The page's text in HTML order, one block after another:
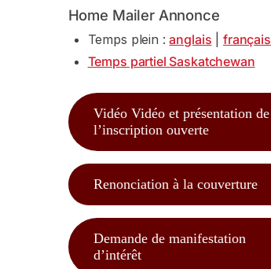
Home Mailer Annonce
Temps plein :anglais
français
Temps partiel Saskatchewan
Vidéo Vidéo et présentation de
l’inscription ouverte
Renonciation à la couverture
Demande de manifestation
d’intérêt